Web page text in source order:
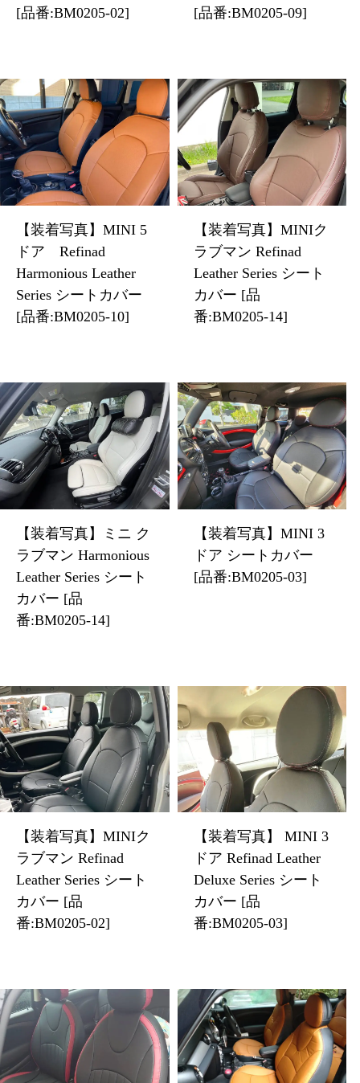
[品番:BM0205-02]
[品番:BM0205-09]
【装着写真】MINI 5
ドア Refinad
Harmonious Leather
Series シートカバー
[品番:BM0205-10]
【装着写真】MINIク
ラブマン Refinad
Leather Series シート
カバー [品
番:BM0205-14]
【装着写真】ミニ ク
ラブマン Harmonious
Leather Series シート
カバー [品
番:BM0205-14]
【装着写真】MINI 3
ドア シートカバー
[品番:BM0205-03]
【装着写真】MINIク
ラブマン Refinad
Leather Series シート
カバー [品
番:BM0205-02]
【装着写真】 MINI 3
ドア Refinad Leather
Deluxe Series シート
カバー [品
番:BM0205-03]